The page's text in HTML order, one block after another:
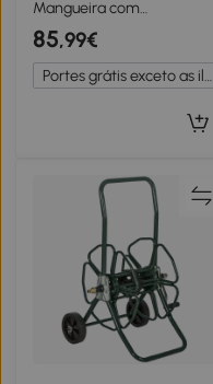
Mangueira com
Mecanismo de
Recolhimento Mangueira
de 16,5 m Montagem em
Parede Vermelho e Preto
85,99€
Portes grátis exceto as ilhas